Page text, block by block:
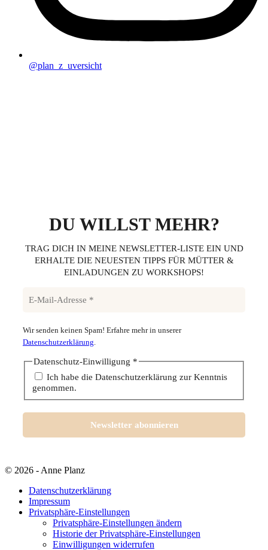
@plan_z_uversicht
DU WILLST MEHR?
TRAG DICH IN MEINE NEWSLETTER-LISTE EIN UND
ERHALTE DIE NEUESTEN TIPPS FÜR MÜTTER &
EINLADUNGEN ZU WORKSHOPS!
Wir senden keinen Spam! Erfahre mehr in unserer
Datenschutzerklärung.
Datenschutz-Einwilligung *
Ich habe die Datenschutzerklärung zur Kenntnis
genommen.
© 2026 - Anne Planz
Datenschutzerklärung
Impressum
Privatsphäre-Einstellungen
Privatsphäre-Einstellungen ändern
Historie der Privatsphäre-Einstellungen
Einwilligungen widerrufen